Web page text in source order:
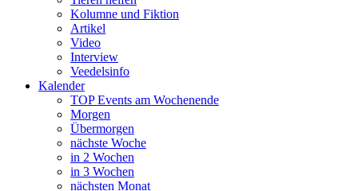
Kolumne und Fiktion
Artikel
Video
Interview
Veedelsinfo
Kalender
TOP Events am Wochenende
Morgen
Übermorgen
nächste Woche
in 2 Wochen
in 3 Wochen
nächsten Monat